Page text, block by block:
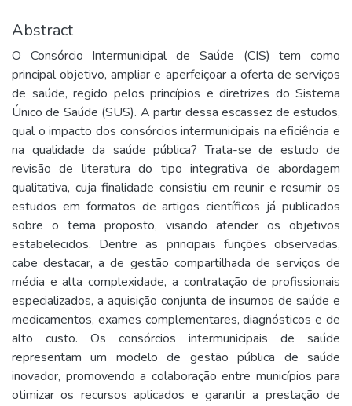
Abstract
O Consórcio Intermunicipal de Saúde (CIS) tem como
principal objetivo, ampliar e aperfeiçoar a oferta de serviços
de saúde, regido pelos princípios e diretrizes do Sistema
Único de Saúde (SUS). A partir dessa escassez de estudos,
qual o impacto dos consórcios intermunicipais na eficiência e
na qualidade da saúde pública? Trata-se de estudo de
revisão de literatura do tipo integrativa de abordagem
qualitativa, cuja finalidade consistiu em reunir e resumir os
estudos em formatos de artigos científicos já publicados
sobre o tema proposto, visando atender os objetivos
estabelecidos. Dentre as principais funções observadas,
cabe destacar, a de gestão compartilhada de serviços de
média e alta complexidade, a contratação de profissionais
especializados, a aquisição conjunta de insumos de saúde e
medicamentos, exames complementares, diagnósticos e de
alto custo. Os consórcios intermunicipais de saúde
representam um modelo de gestão pública de saúde
inovador, promovendo a colaboração entre municípios para
otimizar os recursos aplicados e garantir a prestação de